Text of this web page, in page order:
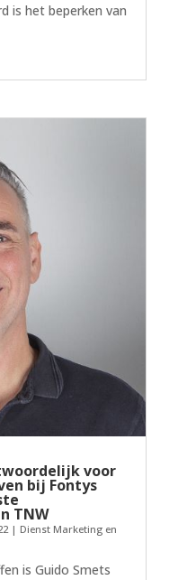
is het beperken van
voor
bij Fontys
TNW
| Dienst Marketing en
is Guido Smets